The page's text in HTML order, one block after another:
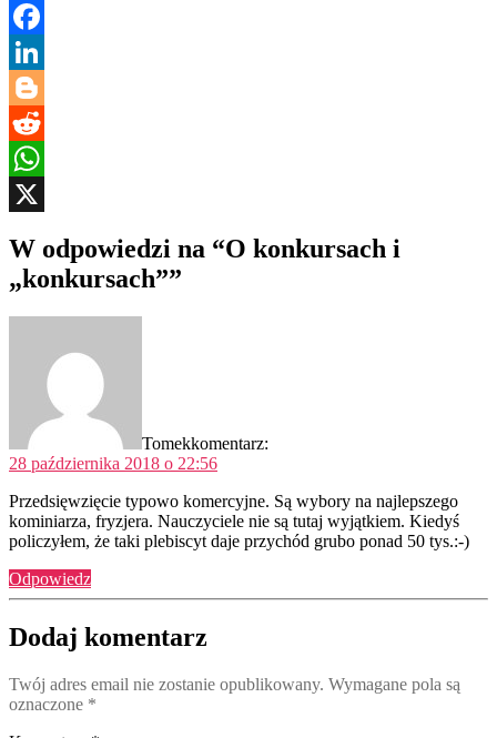
Facebook
LinkedIn
Blogger
Reddit
WhatsApp
W odpowiedzi na “O konkursach i
„konkursach””
Tomekkomentarz:
28 października 2018 o 22:56
Przedsięwzięcie typowo komercyjne. Są wybory na najlepszego
kominiarza, fryzjera. Nauczyciele nie są tutaj wyjątkiem. Kiedyś
policzyłem, że taki plebiscyt daje przychód grubo ponad 50 tys.:-)
Odpowiedz
Dodaj komentarz
Twój adres email nie zostanie opublikowany. Wymagane pola są
oznaczone *